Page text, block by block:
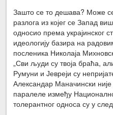
Зашто се то дешава? Може
разлога из којег се Запад
односио према украјинског
идеологију базира на
посленика Николаја
„Сви људи су твоја браћа,
Румуни и Јевреји су
Александар Маначински
паралеле између
толерантног односа су у